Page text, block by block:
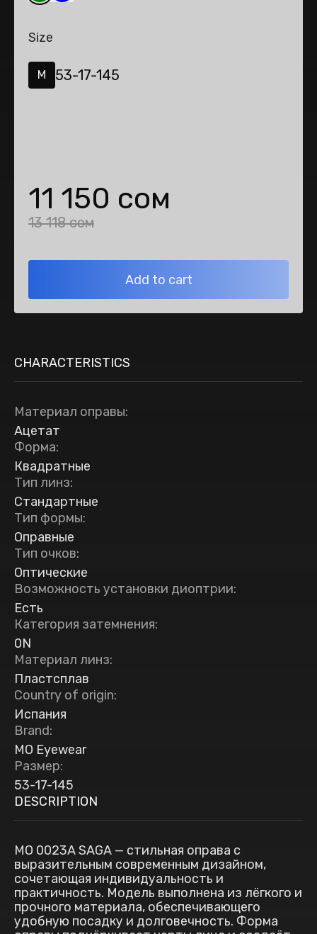
Size
M 53-17-145
11 150 сом
13 118 сом
Add to cart
CHARACTERISTICS
Материал оправы:
Ацетат
Форма:
Квадратные
Тип линз:
Стандартные
Тип формы:
Оправные
Тип очков:
Оптические
Возможность установки диоптрии:
Есть
Категория затемнения:
0N
Материал линз:
Пластсплав
Country of origin:
Испания
Brand:
MO Eyewear
Размер:
53-17-145
DESCRIPTION
MO 0023A SAGA — стильная оправа с
выразительным современным дизайном,
сочетающая индивидуальность и
практичность. Модель выполнена из лёгкого и
прочного материала, обеспечивающего
удобную посадку и долговечность. Форма